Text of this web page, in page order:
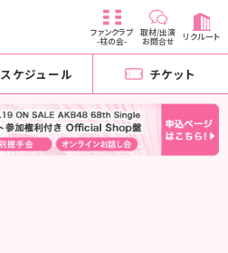
ファンクラブ
-柱の会-
取材/出演
お問合せ リクルート
スケジュール チケット